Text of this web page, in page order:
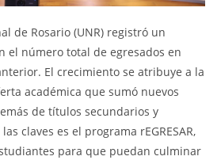
de Rosario (UNR) registró un
el número total de egresados en
El crecimiento se atribuye a la
académica que sumó nuevos
de títulos secundarios y
claves es el programa rEGRESAR,
para que puedan culminar